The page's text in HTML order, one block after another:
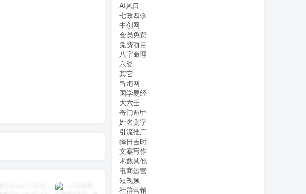
AI风口
七政四余
中创网
会员免费
免费项目
八字命理
六爻
其它
冒泡网
国学易经
大六壬
奇门遁甲
姓名测字
引流推广
择日吉时
文案写作
术数其他
电商运营
短视频
社群营销